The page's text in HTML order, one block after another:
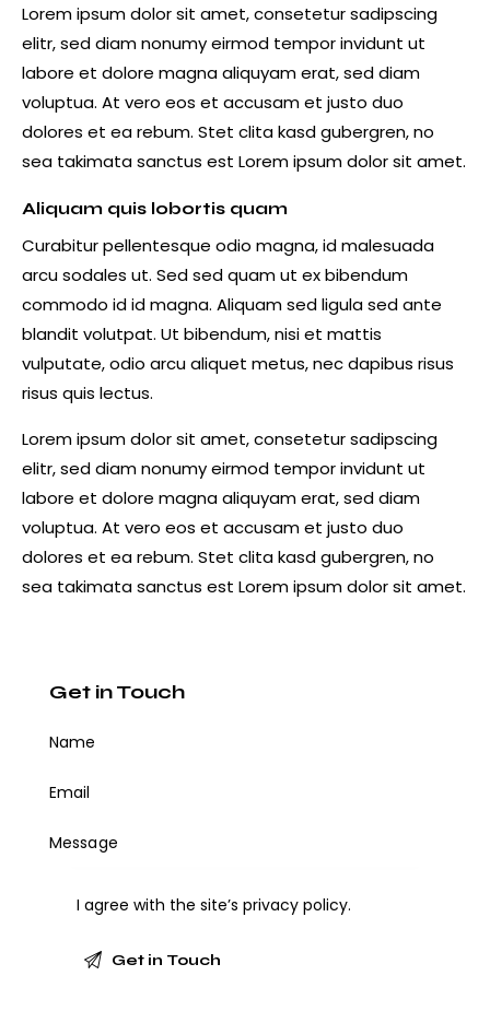
Lorem ipsum dolor sit amet, consetetur sadipscing
elitr, sed diam nonumy eirmod tempor invidunt ut
labore et dolore magna aliquyam erat, sed diam
voluptua. At vero eos et accusam et justo duo
dolores et ea rebum. Stet clita kasd gubergren, no
sea takimata sanctus est Lorem ipsum dolor sit amet.
Aliquam quis lobortis quam
Curabitur pellentesque odio magna, id malesuada
arcu sodales ut. Sed sed quam ut ex bibendum
commodo id id magna. Aliquam sed ligula sed ante
blandit volutpat. Ut bibendum, nisi et mattis
vulputate, odio arcu aliquet metus, nec dapibus risus
risus quis lectus.
Lorem ipsum dolor sit amet, consetetur sadipscing
elitr, sed diam nonumy eirmod tempor invidunt ut
labore et dolore magna aliquyam erat, sed diam
voluptua. At vero eos et accusam et justo duo
dolores et ea rebum. Stet clita kasd gubergren, no
sea takimata sanctus est Lorem ipsum dolor sit amet.
Get in Touch
I agree with the site’sprivacy policy.